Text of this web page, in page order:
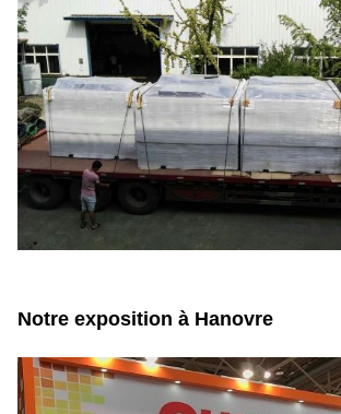
Notre exposition à Hanovre